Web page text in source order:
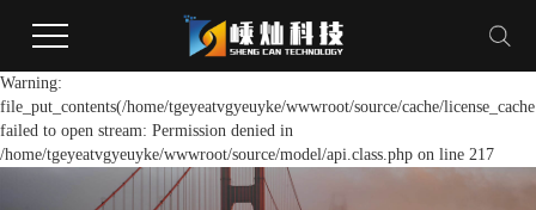
Warning:
file_put_contents(/home/tgeyeatvgyeuyke/wwwroot/source/cache/
failed to open stream: Permission denied in
/home/tgeyeatvgyeuyke/wwwroot/source/model/api.class.php on line 217